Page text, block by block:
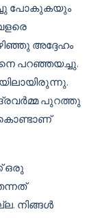
പോകുകയും
അദ്ദേഹം
പറഞ്ഞയച്ചു.
പുറത്തു
ഒരു
നിങ്ങൾ